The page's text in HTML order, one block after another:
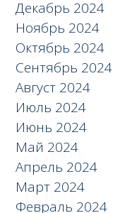
Декабрь 2024
Ноябрь 2024
Октябрь 2024
Сентябрь 2024
Август 2024
Июль 2024
Июнь 2024
Май 2024
Апрель 2024
Март 2024
Февраль 2024